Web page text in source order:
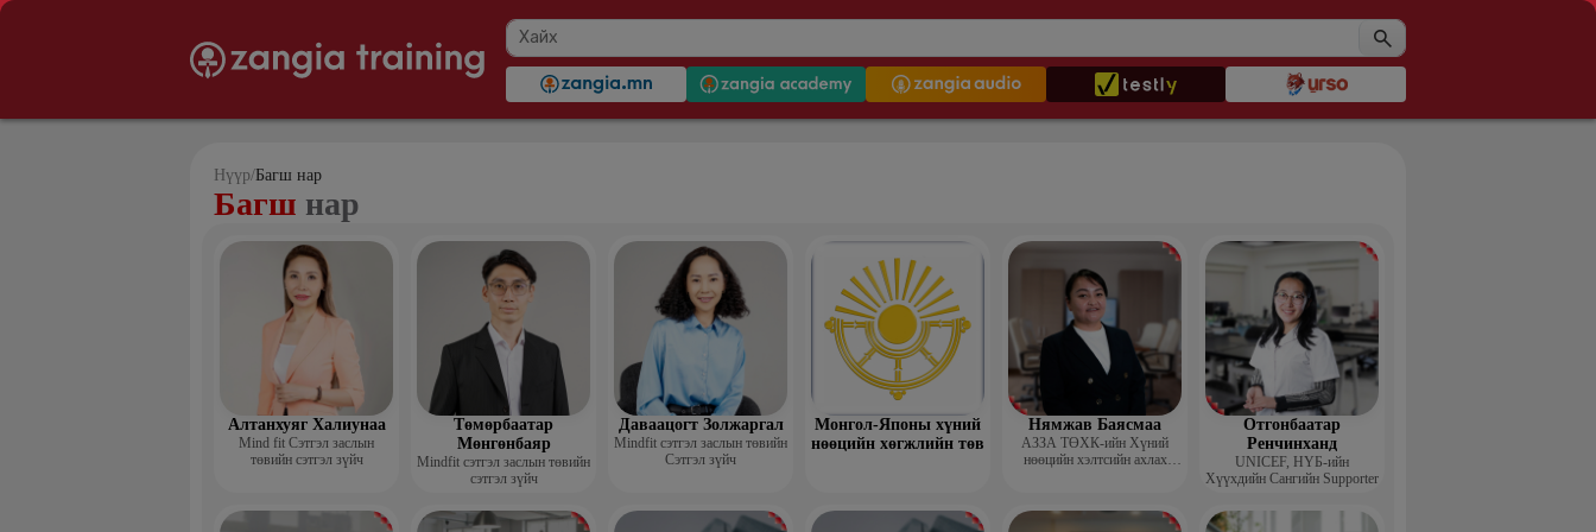
Нүүр/Багш нар
Багш нар
Алтанхуяг Халиунаа
Mind fit Сэтгэл заслын
төвийн сэтгэл зүйч
Төмөрбаатар
Мөнгөнбаяр
Mindfit сэтгэл заслын төвийн
сэтгэл зүйч
Даваацогт Золжаргал
Mindfit сэтгэл заслын төвийн
Сэтгэл зүйч
Монгол-Японы хүний
нөөцийн хөгжлийн төв
Нямжав Баясмаа
АЗЗА ТӨХК-ийн Хүний
нөөцийн хэлтсийн ахлах
Отгонбаатар
Ренчинханд
UNIСЕF, НҮБ-ийн
Хүүхдийн Сангийн Supporter